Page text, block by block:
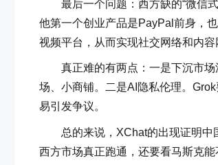
最后一个问题：西方缺的“微信式
他第一个创业产品是PayPal前身，
视频平台，从而实现社交网络和内容
真正难的有两点：一是下沉市场
场、小商铺。二是AI隐私伦理。
易引发争议。
总的来说，XChat的出现证明中
西方市场真正跑通，还要看马斯克